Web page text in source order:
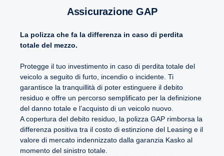
Assicurazione GAP
La polizza che fa la differenza in caso di perdita
totale del mezzo.
Protegge il tuo investimento in caso di perdita totale del
veicolo a seguito di furto, incendio o incidente. Ti
garantisce la tranquillità di poter estinguere il debito
residuo e offre un percorso semplificato per la definizione
del danno totale e l’acquisto di un veicolo nuovo.
A copertura del debito residuo, la polizza GAP rimborsa la
differenza positiva tra il costo di estinzione del Leasing e il
valore di mercato indennizzato dalla garanzia Kasko al
momento del sinistro totale.